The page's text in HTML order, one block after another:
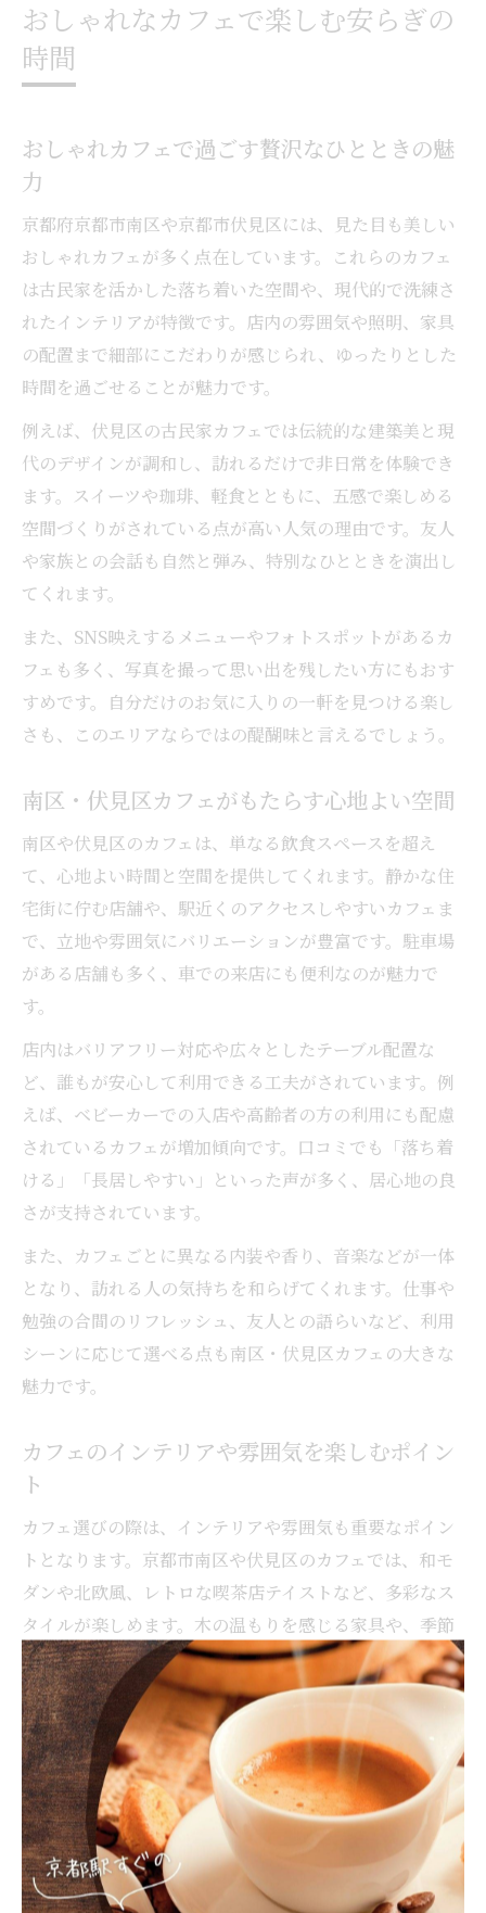
おしゃれなカフェで楽しむ安らぎの
時間
おしゃれカフェで過ごす贅沢なひとときの魅
力
京都府京都市南区や京都市伏見区には、見た目も美しい
おしゃれカフェが多く点在しています。これらのカフェ
は古民家を活かした落ち着いた空間や、現代的で洗練さ
れたインテリアが特徴です。店内の雰囲気や照明、家具
の配置まで細部にこだわりが感じられ、ゆったりとした
時間を過ごせることが魅力です。
例えば、伏見区の古民家カフェでは伝統的な建築美と現
代のデザインが調和し、訪れるだけで非日常を体験でき
ます。スイーツや珈琲、軽食とともに、五感で楽しめる
空間づくりがされている点が高い人気の理由です。友人
や家族との会話も自然と弾み、特別なひとときを演出し
てくれます。
また、SNS映えするメニューやフォトスポットがあるカ
フェも多く、写真を撮って思い出を残したい方にもおす
すめです。自分だけのお気に入りの一軒を見つける楽し
さも、このエリアならではの醍醐味と言えるでしょう。
南区・伏見区カフェがもたらす心地よい空間
南区や伏見区のカフェは、単なる飲食スペースを超え
て、心地よい時間と空間を提供してくれます。静かな住
宅街に佇む店舗や、駅近くのアクセスしやすいカフェま
で、立地や雰囲気にバリエーションが豊富です。駐車場
がある店舗も多く、車での来店にも便利なのが魅力で
す。
店内はバリアフリー対応や広々としたテーブル配置な
ど、誰もが安心して利用できる工夫がされています。例
えば、ベビーカーでの入店や高齢者の方の利用にも配慮
されているカフェが増加傾向です。口コミでも「落ち着
ける」「長居しやすい」といった声が多く、居心地の良
さが支持されています。
また、カフェごとに異なる内装や香り、音楽などが一体
となり、訪れる人の気持ちを和らげてくれます。仕事や
勉強の合間のリフレッシュ、友人との語らいなど、利用
シーンに応じて選べる点も南区・伏見区カフェの大きな
魅力です。
カフェのインテリアや雰囲気を楽しむポイン
ト
カフェ選びの際は、インテリアや雰囲気も重要なポイン
トとなります。京都市南区や伏見区のカフェでは、和モ
ダンや北欧風、レトロな喫茶店テイストなど、多彩なス
タイルが楽しめます。木の温もりを感じる家具や、季節
ごとに変わる装飾に目を向けるのもおすすめです。
例えば、伏見区の古民家カフェでは畳や障子、アンティ
ーク雑貨が配され、まるで自宅にいるような安らぎを感
じられます。一方で、南区のモダンカフェではシンプル
なデザインや開放的な大きな窓が特徴的です。照明や音
楽が空間全体の印象を左右するため、入店時にはその雰
囲気を五感で味わってみてください。
写真映えするスポットや、店主のこだわりが詰まったデ